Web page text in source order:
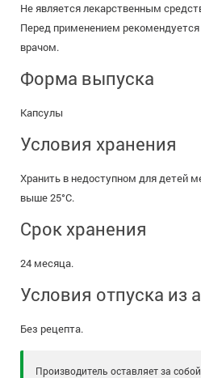
Не является лекарственным
Перед применением рекомендуется
врачом.
Форма выпуска
Капсулы
Условия хранения
Хранить в недоступном для детей
выше 25°С.
Срок хранения
24 месяца.
Условия отпуска из
Без рецепта.
Производитель оставляет за